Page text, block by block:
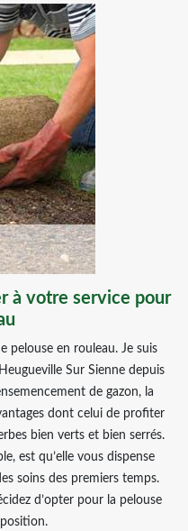
à votre service pour
pelouse en rouleau. Je suis
Sur Sienne depuis
de gazon, la
dont celui de profiter
bien verts et bien serrés.
est qu’elle vous dispense
soins des premiers temps.
d’opter pour la pelouse